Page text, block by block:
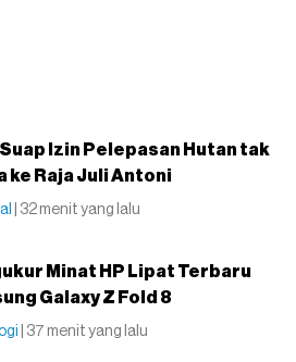
Suap Izin Pelepasan Hutan tak
ke Raja Juli Antoni
| 32 menit yang lalu
Minat HP Lipat Terbaru
Galaxy Z Fold 8
| 37 menit yang lalu